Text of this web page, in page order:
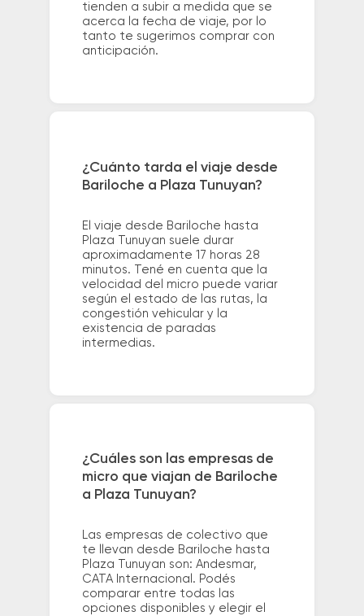
tienden a subir a medida que se
acerca la fecha de viaje, por lo
tanto te sugerimos comprar con
anticipación.
¿Cuánto tarda el viaje desde
Bariloche a Plaza Tunuyan?
El viaje desde Bariloche hasta
Plaza Tunuyan suele durar
aproximadamente 17 horas 28
minutos. Tené en cuenta que la
velocidad del micro puede variar
según el estado de las rutas, la
congestión vehicular y la
existencia de paradas
intermedias.
¿Cuáles son las empresas de
micro que viajan de Bariloche
a Plaza Tunuyan?
Las empresas de colectivo que
te llevan desde Bariloche hasta
Plaza Tunuyan son: Andesmar,
CATA Internacional. Podés
comparar entre todas las
opciones disponibles y elegir el